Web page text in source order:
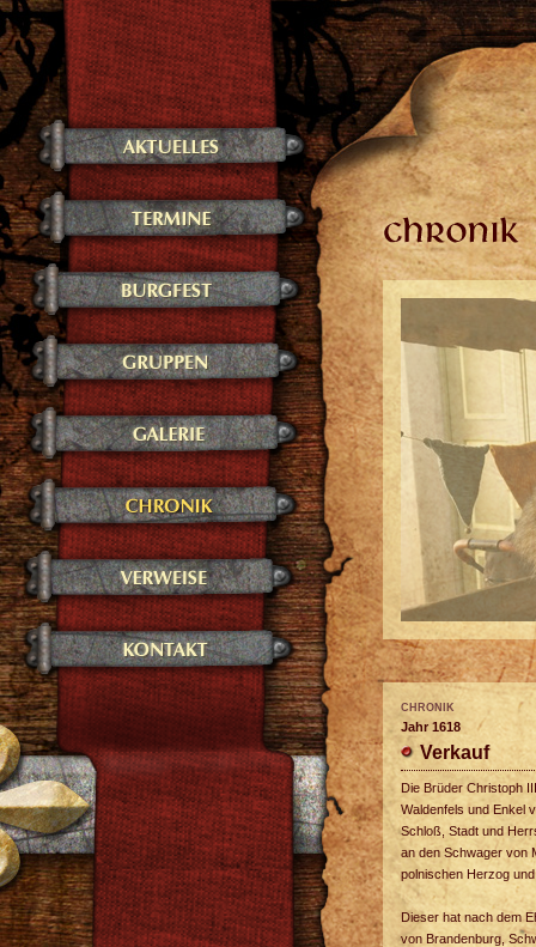
CHRONIK
Jahr 1618
Verkauf
Die Brüder Christoph
Waldenfels und Enkel
Schloß, Stadt und
an den Schwager von
polnischen Herzog
Dieser hat nach dem
von Brandenburg,